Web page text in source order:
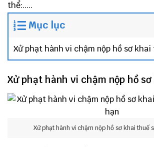
thể:.....
Mục lục
Xử phạt hành vi chậm nộp hồ sơ khai
Xử phạt hành vi chậm nộp hồ
Xử phạt hành vi chậm nộp hồ sơ khai thuế